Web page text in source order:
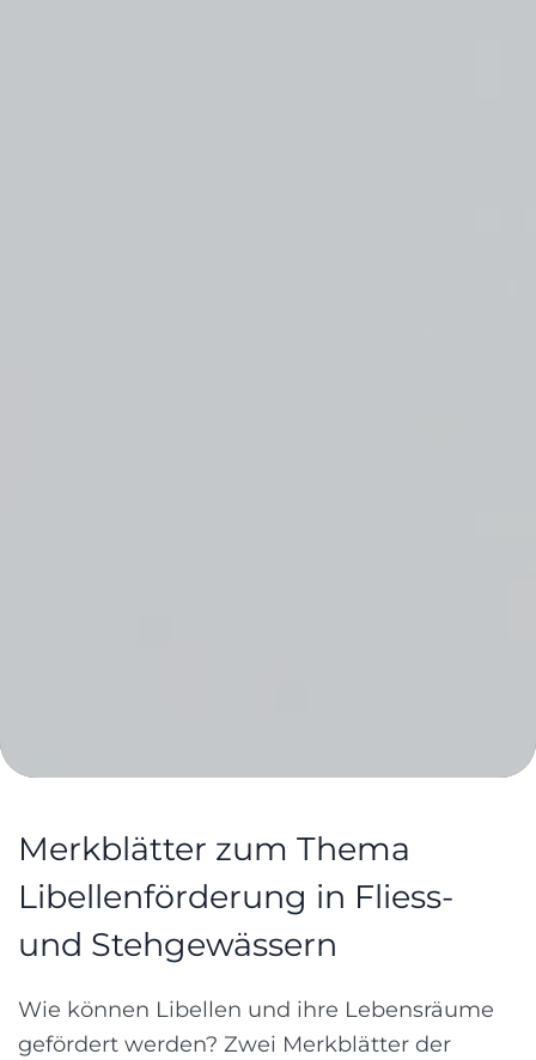
Merkblätter zum Thema
Libellenförderung in Fliess-
und Stehgewässern
Wie können Libellen und ihre Lebensräume
gefördert werden? Zwei Merkblätter der